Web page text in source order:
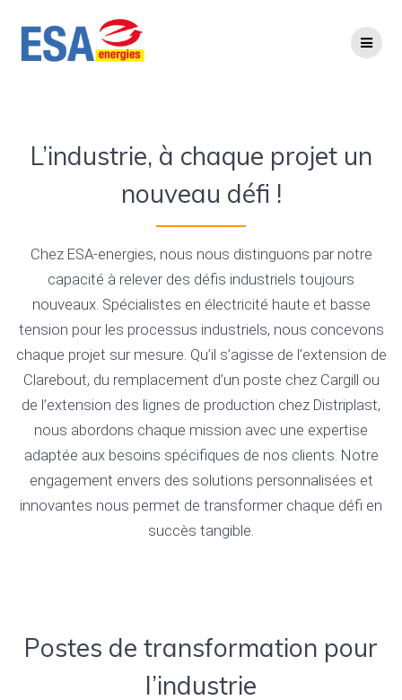
L’industrie, à chaque projet un
nouveau défi !
Chez ESA-energies, nous nous distinguons par notre
capacité à relever des défis industriels toujours
nouveaux. Spécialistes en électricité haute et basse
tension pour les processus industriels, nous concevons
chaque projet sur mesure. Qu’il s’agisse de l’extension de
Clarebout, du remplacement d’un poste chez Cargill ou
de l’extension des lignes de production chez Distriplast,
nous abordons chaque mission avec une expertise
adaptée aux besoins spécifiques de nos clients. Notre
engagement envers des solutions personnalisées et
innovantes nous permet de transformer chaque défi en
succès tangible.
Postes de transformation pour
l’industrie